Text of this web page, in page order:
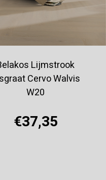
Lijmstrook
Cervo Walvis
W20
€37,35